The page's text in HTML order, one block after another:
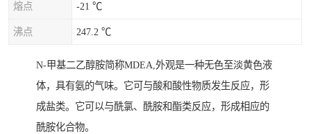
熔点 -21 ℃
沸点 247.2 ℃
N-甲基二乙醇胺简称MDEA,外观是一种无色至淡黄色液
体，具有氨的气味。它可与酸和酸性物质发生反应，形
成盐类。它可以与酰氯、酰胺和酯类反应，形成相应的
酰胺化合物。